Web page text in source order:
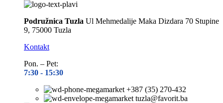
Podružnica Tuzla Ul Mehmedalije Maka Dizdara 70 Stupine
9, 75000 Tuzla
Kontakt
Pon. – Pet:
7:30 - 15:30
+387 (35) 270-432
tuzla@favorit.ba